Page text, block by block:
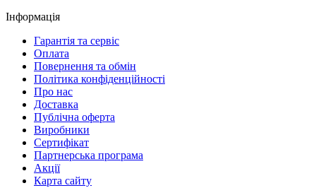
Інформація
Гарантія та сервіс
Оплата
Повернення та обмін
Політика конфіденційності
Про нас
Доставка
Публічна оферта
Виробники
Сертифікат
Партнерська програма
Акції
Карта сайту